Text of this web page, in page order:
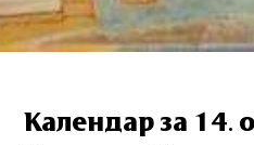
Календар за 14.